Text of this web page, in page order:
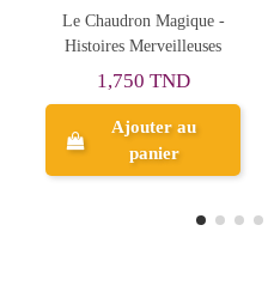
الاميرة و المتسول - سحر
3,000 TND
Ajouter au
panier